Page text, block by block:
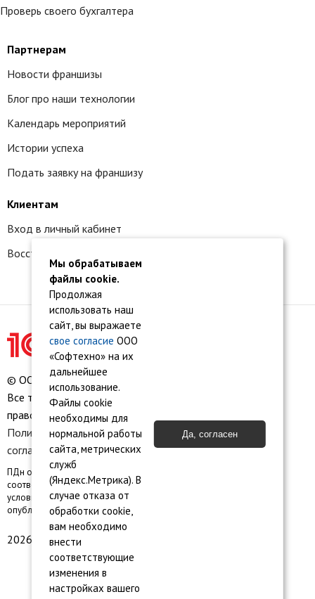
Проверь своего бухгалтера
Партнерам
Новости франшизы
Блог про наши технологии
Календарь мероприятий
Истории успеха
Подать заявку на франшизу
Клиентам
Вход в личный кабинет
Восстановление доступа к сервису 1С:БО
© ООО «Софтехно» Все права защищены.
Все торговые марки являются собственностью их
правообладателей.
Политика конфиденциальности
Пользовательское
соглашение • Карта сайта
ПДн опубликованы на сайте при наличии правовых оснований в
соответствии с ч.1 ст.6 и ст. 10.1 152-ФЗ. Субъектами установлены
условия и запреты на обработку неограниченным кругом лиц
опубликованных персональных данных
2026 © ООО «Софтехно»
Мы обрабатываем
файлы cookie.
Продолжая
использовать наш
сайт, вы выражаете
свое согласие ООО
«Софтехно» на их
дальнейшее
использование.
Файлы cookie
необходимы для
нормальной работы
сайта, метрических
служб
(Яндекс.Метрика). В
случае отказа от
обработки cookie,
вам необходимо
внести
соответствующие
изменения в
настройках вашего
Да, согласен